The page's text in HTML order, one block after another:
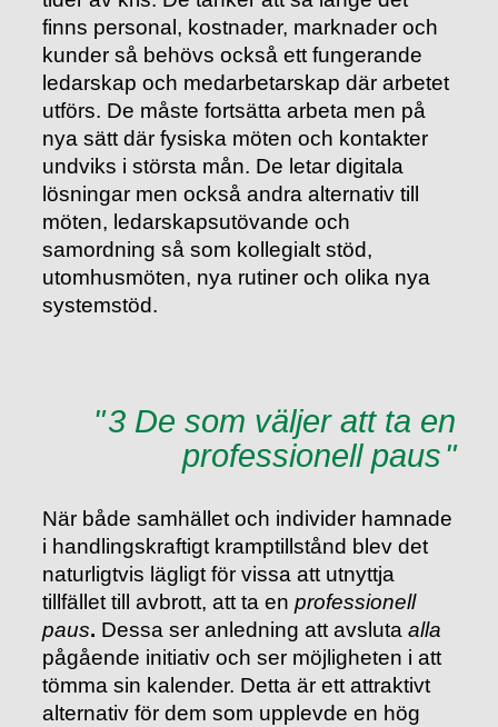
finns personal, kostnader, marknader och
kunder så behövs också ett fungerande
ledarskap och medarbetarskap där arbetet
utförs. De måste fortsätta arbeta men på
nya sätt där fysiska möten och kontakter
undviks i största mån. De letar digitala
lösningar men också andra alternativ till
möten, ledarskapsutövande och
samordning så som kollegialt stöd,
utomhusmöten, nya rutiner och olika nya
systemstöd.
3 De som väljer att ta en
professionell paus
När både samhället och individer hamnade
i handlingskraftigt kramptillstånd blev det
naturligtvis lägligt för vissa att utnyttja
tillfället till avbrott, att ta en professionell
paus. Dessa ser anledning att avsluta alla
pågående initiativ och ser möjligheten i att
tömma sin kalender. Detta är ett attraktivt
alternativ för dem som upplevde en hög